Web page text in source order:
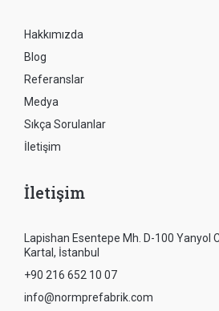
Hakkımızda
Blog
Referanslar
Medya
Sıkça Sorulanlar
İletişim
İletişim
Lapishan Esentepe Mh. D-100 Yanyol
Kartal, İstanbul
+90 216 652 10 07
info@normprefabrik.com